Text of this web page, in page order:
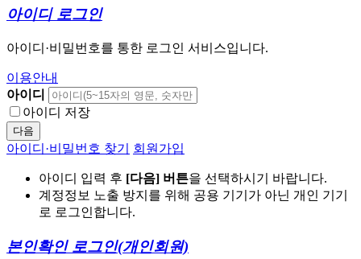
아이디 로그인
아이디·비밀번호를 통한 로그인 서비스입니다.
이용안내
아이디
아이디 저장
다음
아이디·비밀번호 찾기 회원가입
아이디 입력 후 [다음] 버튼을 선택하시기 바랍니다.
계정정보 노출 방지를 위해 공용 기기가 아닌 개인 기기
로 로그인합니다.
본인확인 로그인(개인회원)